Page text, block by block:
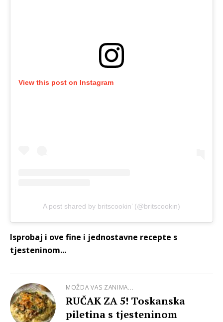
View this post on Instagram
A post shared by britscookin’ (@britscookin)
Isprobaj i ove fine i jednostavne recepte s
tjesteninom...
MOŽDA VAS ZANIMA...
RUČAK ZA 5! Toskanska
piletina s tjesteninom